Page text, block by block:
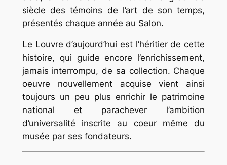
siècle des témoins de l’art de son temps,
présentés chaque année au Salon.
Le Louvre d’aujourd’hui est l’héritier de cette
histoire, qui guide encore l’enrichissement,
jamais interrompu, de sa collection. Chaque
oeuvre nouvellement acquise vient ainsi
toujours un peu plus enrichir le patrimoine
national et parachever l’ambition
d’universalité inscrite au coeur même du
musée par ses fondateurs.